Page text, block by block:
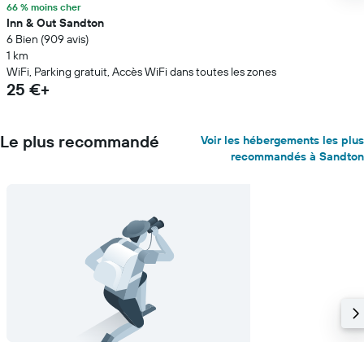
66 % moins cher
Inn & Out Sandton
6 Bien (909 avis)
1 km
WiFi, Parking gratuit, Accès WiFi dans toutes les zones
25 €+
Le plus recommandé
Voir les hébergements les plus
recommandés à Sandton